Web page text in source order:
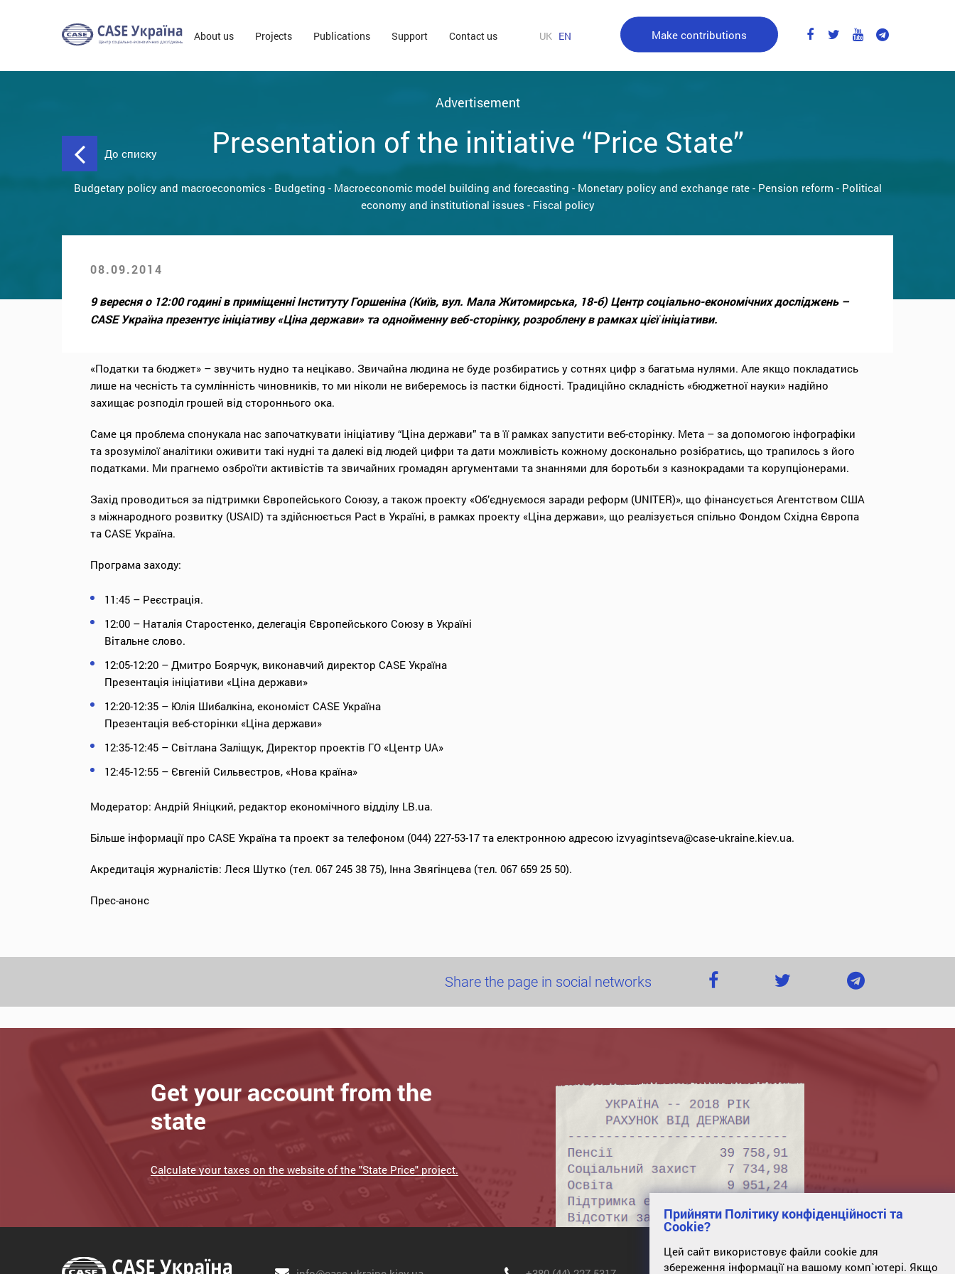
About us Projects Publications Support Contact us UK EN Make contributions
До списку
Advertisement
Presentation of the initiative “Price State”
Budgetary policy and macroeconomics - Budgeting - Macroeconomic model building and forecasting - Monetary policy and exchange rate- Pension reform - Political
economy and institutional issues - Fiscal policy
08.09.2014
9 вересня о 12:00 годині в приміщенні Інституту Горшеніна (Київ, вул. Мала Житомирська, 18-б) Центр соціально-економічних досліджень –
CASE Україна презентує ініціативу «Ціна держави» та однойменну веб-сторінку, розроблену в рамках цієї ініціативи.
«Податки та бюджет» – звучить нудно та нецікаво. Звичайна людина не буде розбиратись у сотнях цифр з багатьма нулями. Але якщо покладатись
лише на чесність та сумлінність чиновників, то ми ніколи не виберемось із пастки бідності. Традиційно складність «бюджетної науки» надійно
захищає розподіл грошей від стороннього ока.
Саме ця проблема спонукала нас започаткувати ініціативу “Ціна держави” та в її рамках запустити веб-сторінку. Мета – за допомогою інфографіки
та зрозумілої аналітики оживити такі нудні та далекі від людей цифри та дати можливість кожному досконально розібратись, що трапилось з його
податками. Ми прагнемо озброїти активістів та звичайних громадян аргументами та знаннями для боротьби з казнокрадами та корупціонерами.
Захід проводиться за підтримки Європейського Союзу, а також проекту «Об’єднуємося заради реформ (UNITER)», що фінансується Агентством США
з міжнародного розвитку (USAID) та здійснюється Pact в Україні, в рамках проекту «Ціна держави», що реалізується спільно Фондом Східна Європа
та СASE Україна.
Програма заходу:
11:45 – Реєстрація.
12:00 – Наталія Старостенко, делегація Європейського Союзу в Україні
Вітальне слово.
12:05-12:20 – Дмитро Боярчук, виконавчий директор CASE Україна
Презентація ініціативи «Ціна держави»
12:20-12:35 – Юлія Шибалкіна, економіст CASE Україна
Презентація веб-сторінки «Ціна держави»
12:35-12:45 – Світлана Заліщук, Директор проектів ГО «Центр UA»
12:45-12:55 – Євгеній Сильвестров, «Нова країна»
Модератор: Андрій Яніцкий, редактор економічного відділу LB.ua.
Більше інформації про CASE Україна та проект за телефоном (044) 227-53-17 та електронною адресою izvyagintseva@case-ukraine.kiev.ua.
Акредитація журналістів: Леся Шутко (тел. 067 245 38 75), Інна Звягінцева (тел. 067 659 25 50).
Прес-анонс
Share the page in social networks
Get your account from the
state
Calculate your taxes on the website of the "State Price" project.
Прийняти Політику конфіденційності та
Cookie?
Цей сайт використовує файли cookie для
збереження інформації на вашому комп`ютері. Якщо